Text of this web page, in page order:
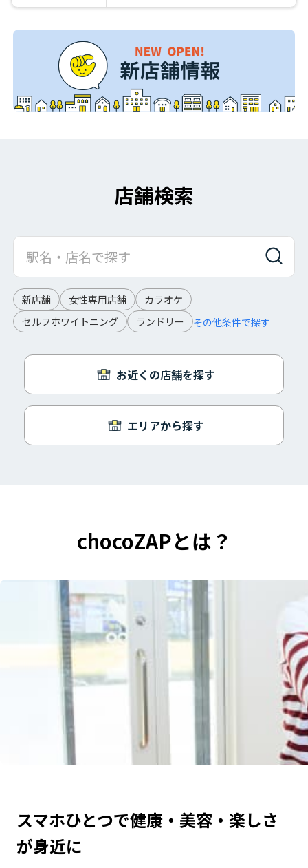
店舗検索
新店舗 女性専用店舗
カラオケ
セルフホワイトニング
ランドリー その他条件で探す
お近くの店舗を探す
エリアから探す
chocoZAPとは？
スマホひとつで健康・美容・楽しさ
が身近に